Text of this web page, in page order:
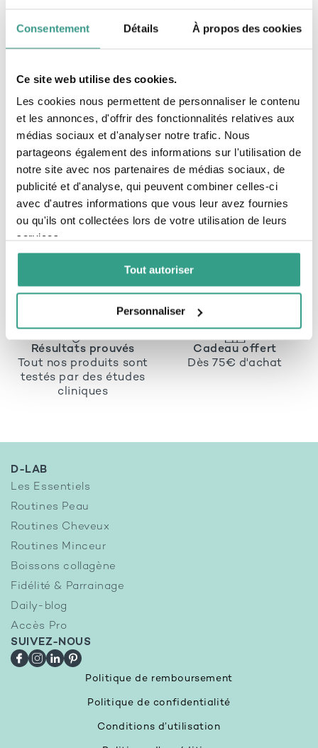
Consentement Détails À propos des cookies
Ce site web utilise des cookies.
Les cookies nous permettent de personnaliser le contenu
et les annonces, d'offrir des fonctionnalités relatives aux
médias sociaux et d'analyser notre trafic. Nous
partageons également des informations sur l'utilisation de
notre site avec nos partenaires de médias sociaux, de
publicité et d'analyse, qui peuvent combiner celles-ci
avec d'autres informations que vous leur avez fournies
ou qu'ils ont collectées lors de votre utilisation de leurs
services.
Tout autoriser
Personnaliser
aura été utilisé pour le paiement de la Commande,
sauf accord express du Client pour qu’elle utilise un
autre moyen de paiement et dans la mesure où le
consommateur.
CGV, Quai des Célestins ne pourra procéder au
remboursement des Produits concernés. Dans tous
des Célestins si le Produit livré au Client est
différent du Produit commandé ou s’il est livré
endommagé.
offerte en France
Métropolitaine dès 55€
d'achat
plusieurs fois :1x avec
Molie, en 2 ou 3x avec
ALMA
Résultats prouvés
Tout nos produits sont
testés par des études
cliniques
Cadeau offert
Dès 75€ d'achat
D-LAB
Les Essentiels
Routines Peau
Routines Cheveux
Routines Minceur
Boissons collagène
Fidélité & Parrainage
Daily-blog
Accès Pro
SUIVEZ-NOUS
Facebook
Instagram
LinkedIn
Pinterest
Politique de remboursement
Politique de confidentialité
Conditions d’utilisation